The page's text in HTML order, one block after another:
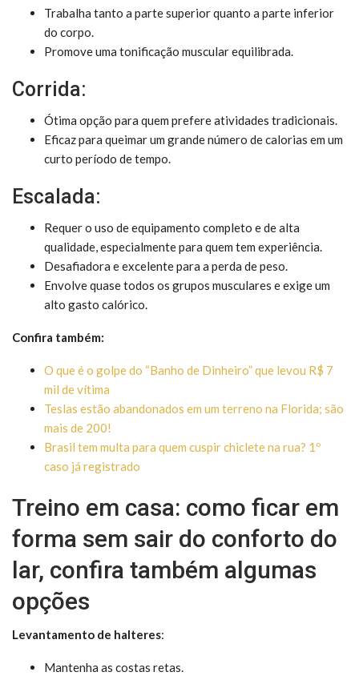
Trabalha tanto a parte superior quanto a parte inferior
do corpo.
Promove uma tonificação muscular equilibrada.
Corrida:
Ótima opção para quem prefere atividades tradicionais.
Eficaz para queimar um grande número de calorias em um
curto período de tempo.
Escalada:
Requer o uso de equipamento completo e de alta
qualidade, especialmente para quem tem experiência.
Desafiadora e excelente para a perda de peso.
Envolve quase todos os grupos musculares e exige um
alto gasto calórico.
Confira também:
O que é o golpe do “Banho de Dinheiro” que levou R$ 7
mil de vítima
Teslas estão abandonados em um terreno na Florida; são
mais de 200!
Brasil tem multa para quem cuspir chiclete na rua? 1º
caso já registrado
Treino em casa: como ficar em
forma sem sair do conforto do
lar, confira também algumas
opções
Levantamento de halteres:
Mantenha as costas retas.